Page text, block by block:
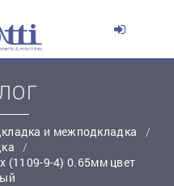
и межподкладка
(1109-9-4) 0.65мм цвет